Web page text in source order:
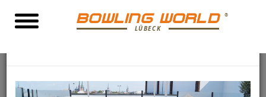
BOWLING WORLD
LÜBECK
Wichtige Hinweise für die Bowlingworld